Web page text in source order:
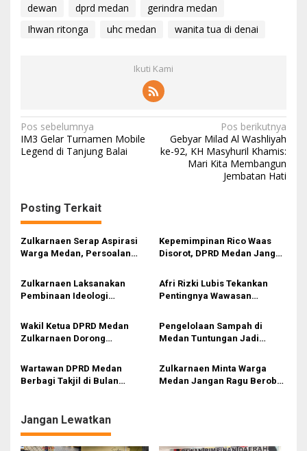
dewan dprd medan
gerindra medan
Ihwan ritonga
uhc medan wanita tua di denai
Ikuti Kami
N
a
g
a
s
p
o
s
Pos sebelumnya
IM3 Gelar Turnamen Mobile
Legend di Tanjung Balai
Pos berikutnya
Gebyar Milad Al Washliyah
ke-92, KH Masyhuril Khamis:
Mari Kita Membangun
Jembatan Hati
Posting Terkait
Zulkarnaen Serap Aspirasi
Warga Medan, Persoalan
Perhatian
Kepemimpinan Rico Waas
Disorot, DPRD Medan Jangan
Zulkarnaen Laksanakan
Pembinaan Ideologi
Muda Hadapi Dampak
Digitalisasi
Afri Rizki Lubis Tekankan
Pentingnya Wawasan
Nilai Pancasila di Tengah Era
Digital
Wakil Ketua DPRD Medan
Zulkarnaen Dorong
Penguatan Nilai Pancasila di
Era Digital
Pengelolaan Sampah di
Medan Tuntungan Jadi
Warga Disiplin Bayar
Retribusi
Wartawan DPRD Medan
Berbagi Takjil di Bulan
Zulkarnaen Minta Warga
Medan Jangan Ragu Berobat
Jangan Lewatkan